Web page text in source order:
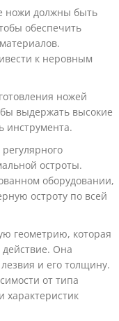
ножи должны быть
обеспечить
к неровным
ножей
выдержать высокие
инструмента.
остроты.
оборудовании,
остроту по всей
геометрию, которая
Она
и его толщину.
от типа
характеристик